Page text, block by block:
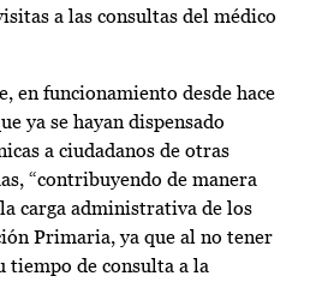
a las consultas del médico
en funcionamiento desde hace
ya se hayan dispensado
a ciudadanos de otras
“contribuyendo de manera
carga administrativa de los
Primaria, ya que al no tener
tiempo de consulta a la